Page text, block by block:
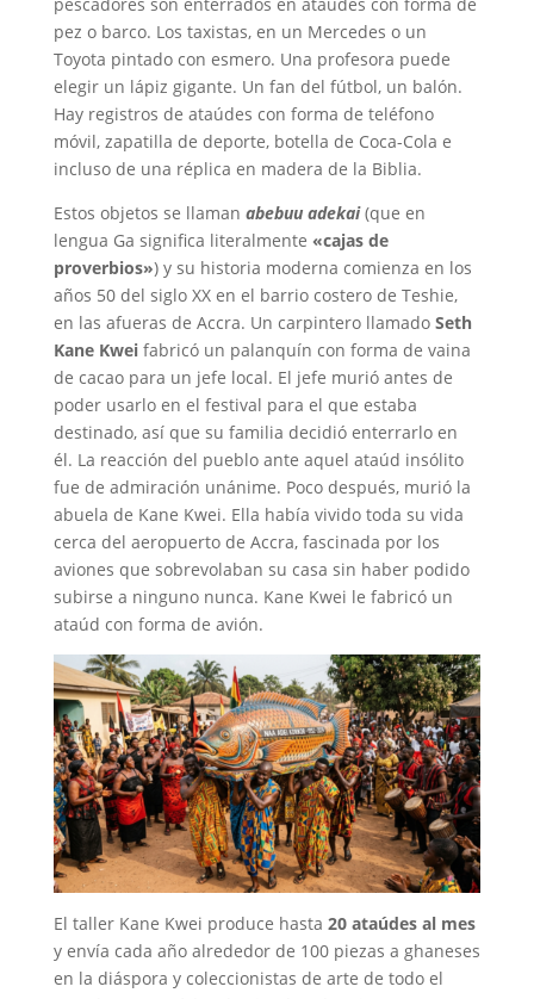
pez o barco. Los taxistas, en un Mercedes o un
Toyota pintado con esmero. Una profesora puede
elegir un lápiz gigante. Un fan del fútbol, un balón.
Hay registros de ataúdes con forma de teléfono
móvil, zapatilla de deporte, botella de Coca-Cola e
incluso de una réplica en madera de la Biblia.
Estos objetos se llaman abebuu adekai(que en
lengua Ga significa literalmente «cajas de
proverbios») y su historia moderna comienza en los
años 50 del siglo XX en el barrio costero de Teshie,
en las afueras de Accra. Un carpintero llamado Seth
Kane Kweifabricó un palanquín con forma de vaina
de cacao para un jefe local. El jefe murió antes de
poder usarlo en el festival para el que estaba
destinado, así que su familia decidió enterrarlo en
él. La reacción del pueblo ante aquel ataúd insólito
fue de admiración unánime. Poco después, murió la
abuela de Kane Kwei. Ella había vivido toda su vida
cerca del aeropuerto de Accra, fascinada por los
aviones que sobrevolaban su casa sin haber podido
subirse a ninguno nunca. Kane Kwei le fabricó un
ataúd con forma de avión.
El taller Kane Kwei produce hasta 20 ataúdes al mes
y envía cada año alrededor de 100 piezas a ghaneses
en la diáspora y coleccionistas de arte de todo el